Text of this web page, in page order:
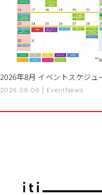
2026年8月 イベントスケジュ
2026.08.06 EventNews